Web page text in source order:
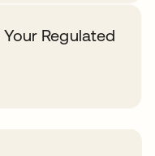
Regulated